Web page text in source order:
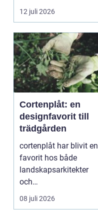
utseende både
självförtroendet ...
12 juli 2026
Cortenplåt: en
designfavorit till
trädgården
cortenplåt har blivit en
favorit hos både
landskapsarkitekter
och
trädgårdsentusiaster.
Det är ett m...
08 juli 2026